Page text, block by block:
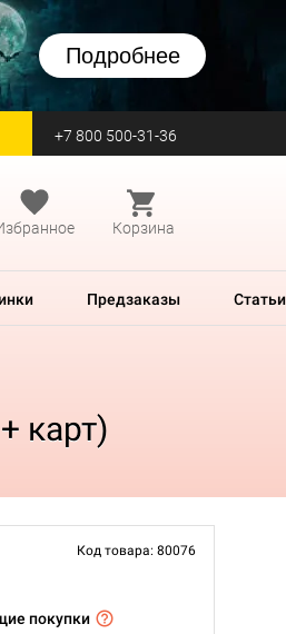
Подробнее
+7 800 500-31-36
Корзина
Предзаказы Статьи
карт)
Код товара: 80076
покупки